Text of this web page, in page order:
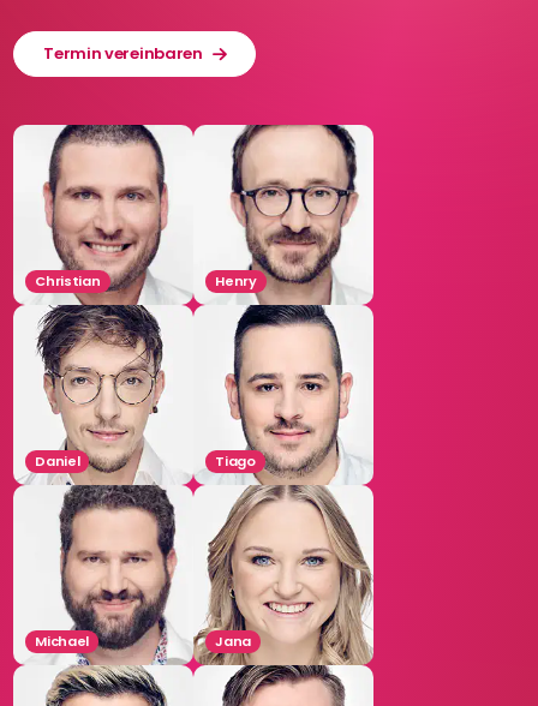
Termin vereinbaren
Christian Henry
Daniel Tiago
Michael Jana